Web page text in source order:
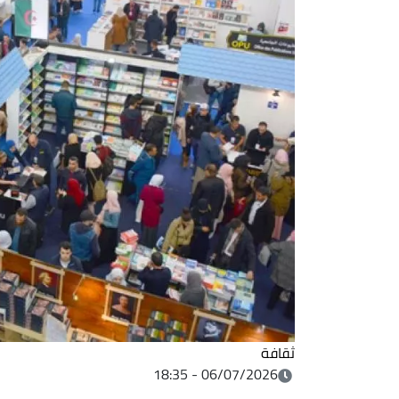
ثقافة
06/07/2026 - 18:35